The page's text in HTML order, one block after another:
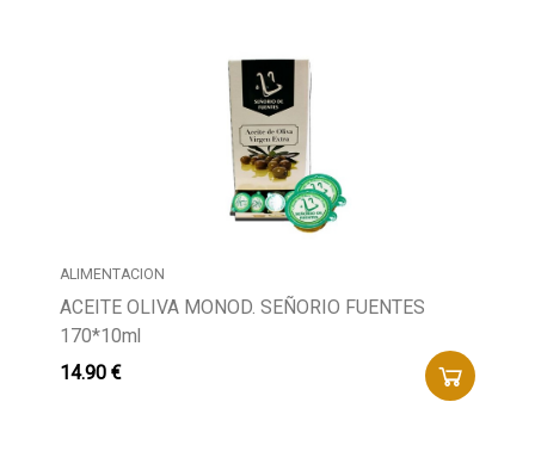
ALIMENTACION
ACEITE OLIVA MONOD. SEÑORIO FUENTES
170*10ml
14.90 €